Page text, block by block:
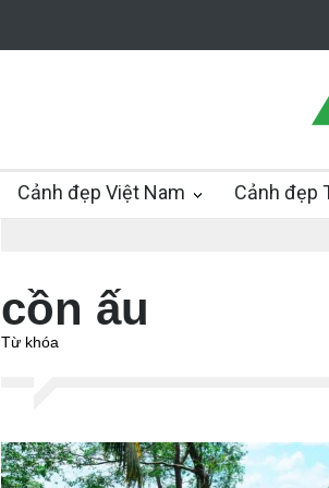
Cảnh đẹp Việt Nam Cảnh đẹp
cồn ấu
Từ khóa